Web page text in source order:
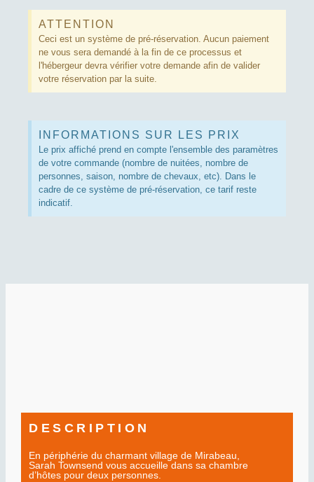
ATTENTION
Ceci est un système de pré-réservation. Aucun paiement
ne vous sera demandé à la fin de ce processus et
l'hébergeur devra vérifier votre demande afin de valider
votre réservation par la suite.
INFORMATIONS SUR LES PRIX
Le prix affiché prend en compte l'ensemble des paramètres
de votre commande (nombre de nuitées, nombre de
personnes, saison, nombre de chevaux, etc). Dans le
cadre de ce système de pré-réservation, ce tarif reste
indicatif.
DESCRIPTION
En périphérie du charmant village de Mirabeau,
Sarah Townsend vous accueille dans sa chambre
d’hôtes pour deux personnes.